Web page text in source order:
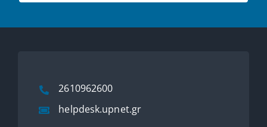
2610962600
helpdesk.upnet.gr